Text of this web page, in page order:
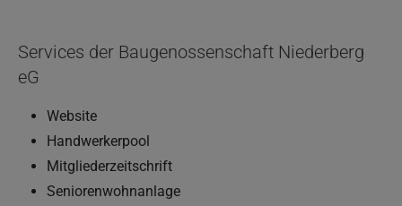
Services der Baugenossenschaft Niederberg
eG
Website
Handwerkerpool
Mitgliederzeitschrift
Seniorenwohnanlage